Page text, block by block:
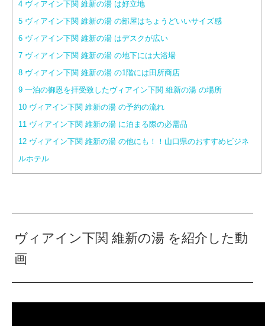
4 ヴィアイン下関 維新の湯 は好立地
5 ヴィアイン下関 維新の湯 の部屋はちょうどいいサイズ感
6 ヴィアイン下関 維新の湯 はデスクが広い
7 ヴィアイン下関 維新の湯 の地下には大浴場
8 ヴィアイン下関 維新の湯 の1階には田所商店
9 一泊の御恩を拝受致したヴィアイン下関 維新の湯 の場所
10 ヴィアイン下関 維新の湯 の予約の流れ
11 ヴィアイン下関 維新の湯 に泊まる際の必需品
12 ヴィアイン下関 維新の湯 の他にも！！山口県のおすすめビジネ
ルホテル
ヴィアイン下関 維新の湯 を紹介した動
画